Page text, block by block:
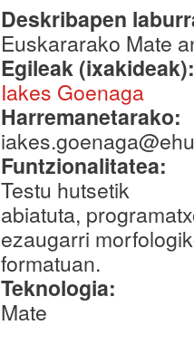
Deskribapen
Euskararako Mate
Egileak
Iakes Goenaga
Harremanetarako:
Funtzionalitatea:
Testu hutsetik
abiatuta,
ezaugarri
formatuan.
Teknologia:
Mate